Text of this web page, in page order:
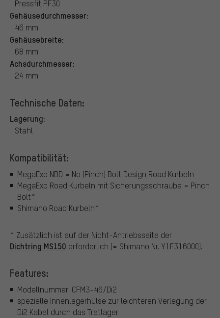
Pressfit PF30
Gehäusedurchmesser:
46 mm
Gehäusebreite:
68 mm
Achsdurchmesser:
24 mm
Technische Daten:
Lagerung:
Stahl
Kompatibilität:
MegaExo NBD = No (Pinch) Bolt Design Road Kurbeln
MegaExo Road Kurbeln mit Sicherungsschraube = Pinch
Bolt*
Shimano Road Kurbeln*
* Zusätzlich ist auf der Nicht-Antriebsseite der
Dichtring MS150 erforderlich (= Shimano Nr. Y1F316000).
Features:
Modellnummer: CFM3-46/Di2
spezielle Innenlagerhülse zur leichteren Verlegung der
Di2 Kabel durch das Tretlager